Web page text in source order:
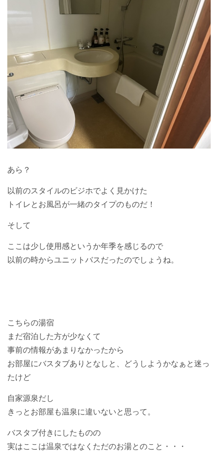
あら？
以前のスタイルのビジホでよく見かけた
トイレとお風呂が一緒のタイプのものだ！
そして
ここは少し使用感というか年季を感じるので
以前の時からユニットバスだったのでしょうね。
こちらの湯宿
まだ宿泊した方が少なくて
事前の情報があまりなかったから
お部屋にバスタブありとなしと、どうしようかなぁと迷っ
たけど
自家源泉だし
きっとお部屋も温泉に違いないと思って。
バスタブ付きにしたものの
実はここは温泉ではなくただのお湯とのこと・・・